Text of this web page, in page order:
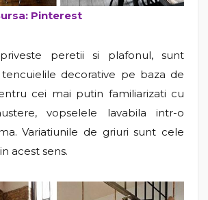
Pinterest
peretii si plafonul, sunt
decorative pe baza de
cei mai putin familiarizati cu
vopselele lavabila intr-o
Variatiunile de griuri sunt cele
acest sens.